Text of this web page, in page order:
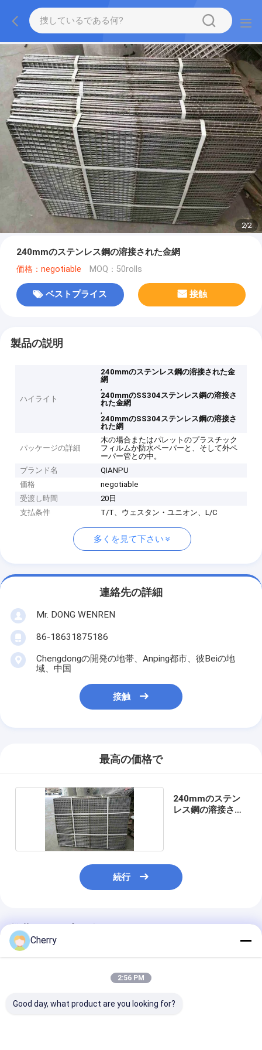
2/2
240mmのステンレス鋼の溶接された金網
価格：negotiable MOQ：50rolls
ベストプライス 接触
製品の説明
ハイライト
240mmのステンレス鋼の溶接された金
網
,
240mmのSS304ステンレス鋼の溶接さ
れた金網
,
240mmのSS304ステンレス鋼の溶接さ
れた網
パッケージの詳細
木の場合またはパレットのプラスチック
フィルムか防水ペーパーと、そして外ペ
ーパー管との中。
ブランド名
QIANPU
価格
negotiable
受渡し時間
20日
支払条件
T/T、ウェスタン・ユニオン、L/C
多くを見て下さい
連絡先の詳細
Mr. DONG WENREN
86-18631875186
Chengdongの開発の地帯、Anping都市、彼Beiの地
域、中国
接触
最高の価格で
240mmのステン
レス鋼の溶接され
続行
推薦されたプロダクト
Cherry
2:56 PM
Good day, what product are you looking for?